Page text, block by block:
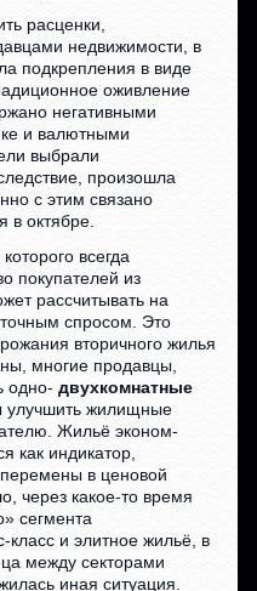
расценки,
недвижимости, в
подкрепления в виде
оживление
негативными
и валютными
выбрали
произошла
с этим связано
в октябре.
всегда
покупателей из
рассчитывать на
спросом. Это
вторичного жилья
многие продавцы,
одно-двухкомнатные
улучшить жилищные
Жильё эконом-
как индикатор,
в ценовой
через какое-то время
сегмента
класс и элитное жильё, в
между секторами
иная ситуация.